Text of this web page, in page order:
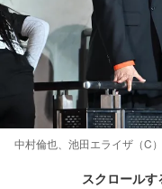
中村倫也、池田エライザ（C
スクロール